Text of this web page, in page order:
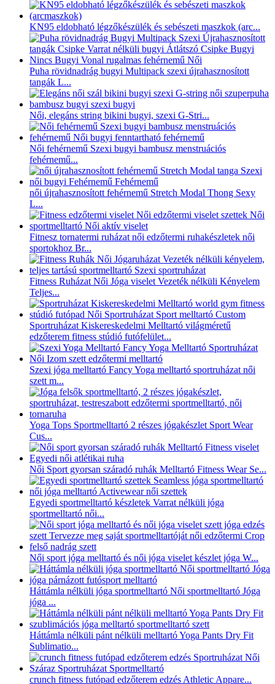
KN95 eldobható légzőkészülék és sebészeti maszkok (arc...
Puha rövidnadrág bugyi Multipack szexi újrahasznosított
tangák L...
Női, elegáns string bikini bugyi, szexi G-Stri...
Női fehérnemű Szexi bugyi bambusz menstruációs
fehérnemű...
női újrahasznosított fehérnemű Stretch Modal Thong Sexy
L...
Fitnesz tornatermi ruházat női edzőtermi ruhakészletek női
sportokhoz Br...
Fitness Ruházat Női Jóga viselet Vezeték nélküli Kényelem
Teljes...
Sportruházat Kiskereskedelmi Melltartó világméretű
edzőterem fitness stúdió futófelület...
Szexi jóga melltartó Fancy Yoga melltartó sportruházat női
szett m...
Yoga Tops Sportmelltartó 2 részes jógakészlet Sport Wear
Cus...
Női Sport gyorsan száradó ruhák Melltartó Fitness Wear Se...
Egyedi sportmelltartó készletek Varrat nélküli jóga
sportmelltartó női...
Női sport jóga melltartó és női jóga viselet készlet jóga W...
Háttámla nélküli jóga sportmelltartó Női sportmelltartó Jóga
jóga ...
Háttámla nélküli pánt nélküli melltartó Yoga Pants Dry Fit
Sublimatio...
crunch fitness futópad edzőterem edzés Athletic Appare...